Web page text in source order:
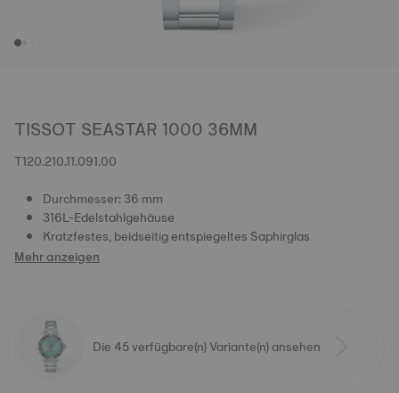
TISSOT SEASTAR 1000 36MM
T120.210.11.091.00
Durchmesser: 36 mm
316L-Edelstahlgehäuse
Kratzfestes, beidseitig entspiegeltes Saphirglas
Mehr anzeigen
Die 45 verfügbare(n) Variante(n) ansehen